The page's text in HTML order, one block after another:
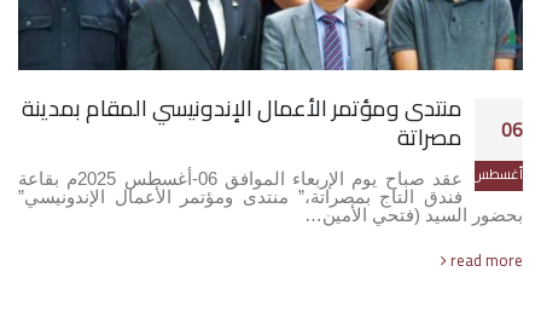
06
أغسطس
منتدى ومؤتمر الأعمال الإندونيسي المقام بمدينة
مصراتة
عقد صباح يوم الإربعاء الموافق 06-أغسطس 2025م بقاعة
فندق التاج بمصراتة،” منتدى ومؤتمر الأعمال الإندونيسي”
بحضور السيد (فتحي الأمين…
read more